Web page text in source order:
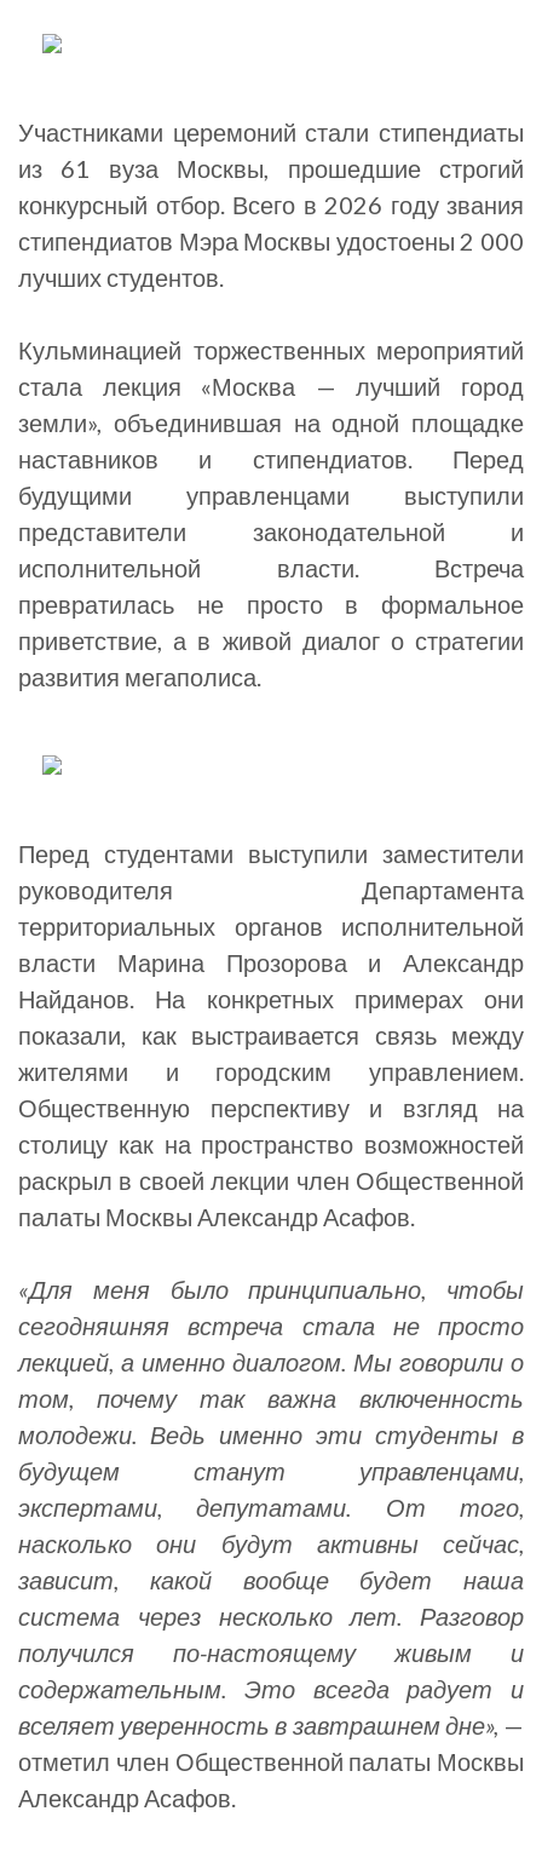
Участниками церемоний стали стипендиаты
из 61 вуза Москвы, прошедшие строгий
конкурсный отбор. Всего в 2026 году звания
стипендиатов Мэра Москвы удостоены 2 000
лучших студентов.
Кульминацией торжественных мероприятий
стала лекция «Москва — лучший город
земли», объединившая на одной площадке
наставников и стипендиатов. Перед
будущими управленцами выступили
представители законодательной и
исполнительной власти. Встреча
превратилась не просто в формальное
приветствие, а в живой диалог о стратегии
развития мегаполиса.
Перед студентами выступили заместители
руководителя Департамента
территориальных органов исполнительной
власти Марина Прозорова и Александр
Найданов. На конкретных примерах они
показали, как выстраивается связь между
жителями и городским управлением.
Общественную перспективу и взгляд на
столицу как на пространство возможностей
раскрыл в своей лекции член Общественной
палаты Москвы Александр Асафов.
«Для меня было принципиально, чтобы
сегодняшняя встреча стала не просто
лекцией, а именно диалогом. Мы говорили о
том, почему так важна включенность
молодежи. Ведь именно эти студенты в
будущем станут управленцами,
экспертами, депутатами. От того,
насколько они будут активны сейчас,
зависит, какой вообще будет наша
система через несколько лет. Разговор
получился по-настоящему живым и
содержательным. Это всегда радует и
вселяет уверенность в завтрашнем дне», —
отметил член Общественной палаты Москвы
Александр Асафов.